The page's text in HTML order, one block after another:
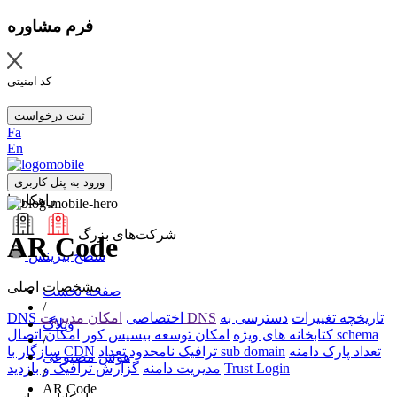
فرم مشاوره
کد امنیتی
ثبت درخواست
Fa
En
ورود به پنل کاربری
راهکارها
شرکت‌های بزرگ
سطح بیزینس
مشخصات اصلی
DNS اختصاصی امکان مدیریت DNS تاریخچه تغییرات دسترسی به
کتابخانه های ویژه امکان توسعه بیسیس کور
امکان اتصال schema
سازگار با CDN
ترافیک نامحدود تعداد sub domain تعداد پارک دامنه
مدیریت دامنه گزارش ترافیک و بازدید Trust Login
AR Code
صفحه نخست
/
وبلاگ
/
هوش مصنوعی
/
AR Code